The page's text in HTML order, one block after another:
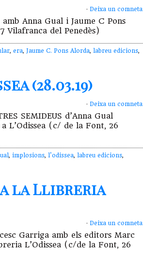
· Deixa un
amb Anna Gual i Jaume C Pons
Vilafranca del Penedès)
, era, Jaume C. Pons Alorda, labreu edicions,
(28.03.19)
· Deixa un
SEMIDEUS d’Anna Gual
L’Odissea (c/ de la Font, 26
, implosions, l'odissea, labreu edicions,
a la Llibreria
· Deixa un
Garriga amb els editors Marc
L’Odissea (c/de la Font, 26